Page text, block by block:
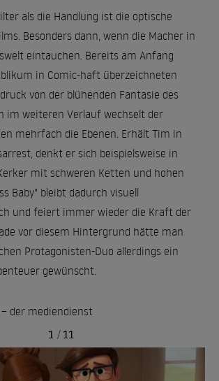
als die Handlung ist die optische
Besonders dann, wenn die Macher in
eintauchen. Bereits am Anfang
in Comic-haft überzeichneten
von der blühenden Fantasie des
im weiteren Verlauf wechselt der
mehrfach die Ebenen. Erhält Tim in
denkt er sich beispielsweise in
mit schweren Ketten und hohen
Baby" bleibt dadurch visuell
und feiert immer wieder die Kraft der
vor diesem Hintergrund hätte man
Protagonisten-Duo allerdings ein
gewünscht.
– der mediendienst
1 / 11